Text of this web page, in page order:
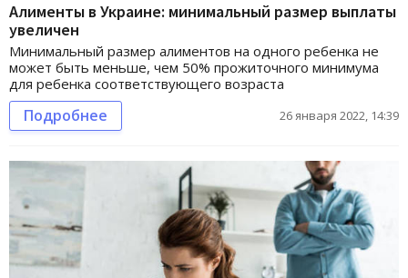
Алименты в Украине: минимальный размер выплаты
увеличен
Минимальный размер алиментов на одного ребенка не
может быть меньше, чем 50% прожиточного минимума
для ребенка соответствующего возраста
Подробнее 26 января 2022, 14:39